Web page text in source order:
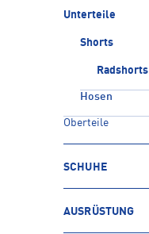
Unterteile
Shorts
Radshorts
Hosen
Oberteile
SCHUHE
AUSRÜSTUNG